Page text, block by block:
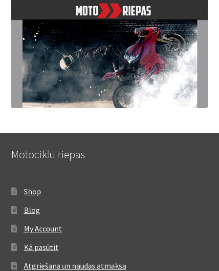
Motociklu riepas
Shop
Blog
My Account
Kā pasūtīt
Atgriešana un naudas atmaksa